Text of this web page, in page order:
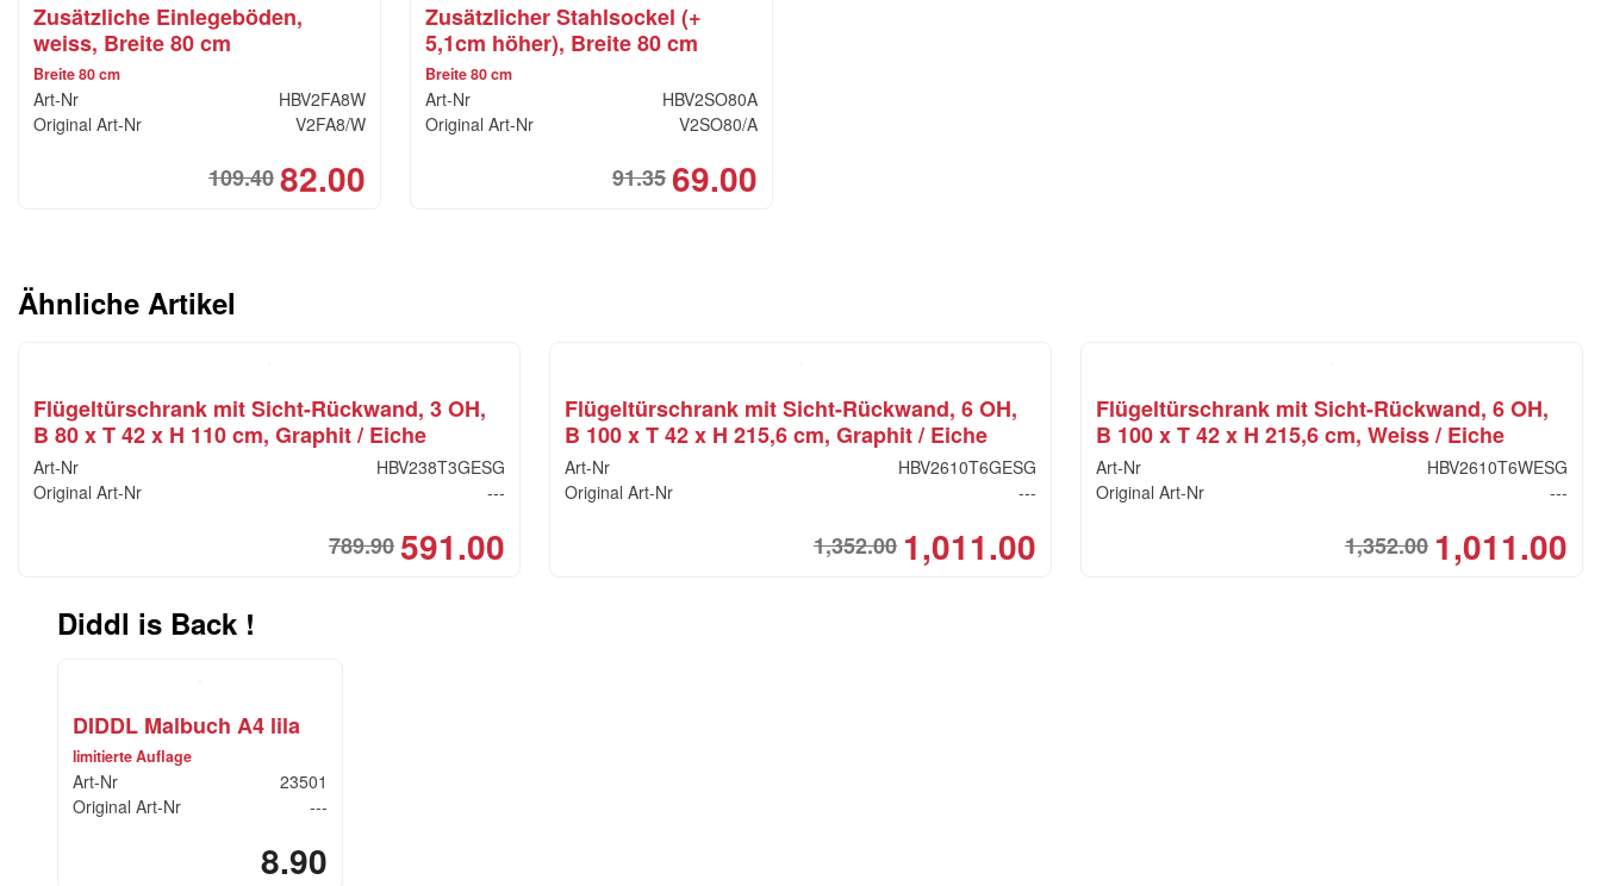
Zusätzliche Einlegeböden,
weiss, Breite 80 cm
Breite 80 cm
Art-Nr
HBV2FA8W
Original Art-Nr
V2FA8/W
109.40
Original
82.00Current
Zusätzlicher Stahlsockel (+
5,1cm höher), Breite 80 cm
Breite 80 cm
Art-Nr
HBV2SO80A
Original Art-Nr
V2SO80/A
91.35
Original
69.00Current
Ähnliche Artikel
Flügeltürschrank mit Sicht-Rückwand, 3 OH,
B 80 x T 42 x H 110 cm, Graphit / Eiche
Art-Nr
HBV238T3GESG
Original Art-Nr
---
789.90
Original
591.00Current
Flügeltürschrank mit Sicht-Rückwand, 6 OH,
B 100 x T 42 x H 215,6 cm, Graphit / Eiche
Art-Nr
HBV2610T6GESG
Original Art-Nr
---
1,352.00
Original
1,011.00Current
Flügeltürschrank mit Sicht-Rückwand, 6 OH,
B 100 x T 42 x H 215,6 cm, Weiss / Eiche
Art-Nr
HBV2610T6WESG
Original Art-Nr
---
1,352.00 1,011.00
Diddl is Back !
DIDDL Malbuch A4 lila
limitierte Auflage
Art-Nr
23501
Original Art-Nr
---
8.90